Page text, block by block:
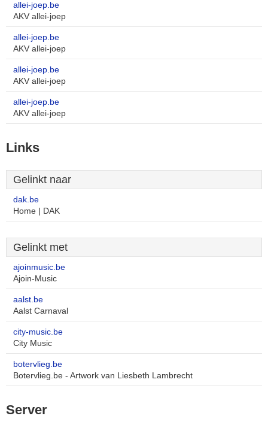
allei-joep.be
AKV allei-joep
allei-joep.be
AKV allei-joep
allei-joep.be
AKV allei-joep
allei-joep.be
AKV allei-joep
Links
Gelinkt naar
dak.be
Home | DAK
Gelinkt met
ajoinmusic.be
Ajoin-Music
aalst.be
Aalst Carnaval
city-music.be
City Music
botervlieg.be
Botervlieg.be - Artwork van Liesbeth Lambrecht
Server